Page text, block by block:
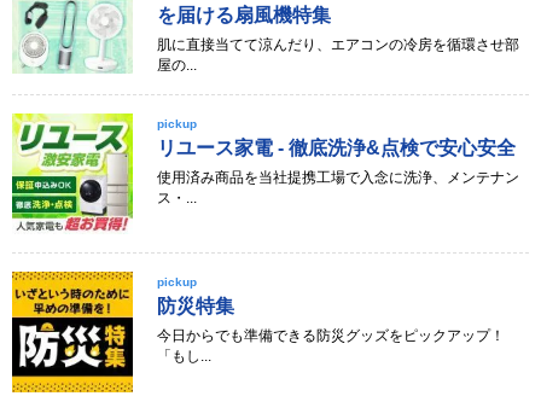
を届ける扇風機特集
肌に直接当てて涼んだり、エアコンの冷房を循環させ部
屋の...
pickup
リユース家電 - 徹底洗浄&点検で安心安全
使用済み商品を当社提携工場で入念に洗浄、メンテナン
ス・...
pickup
防災特集
今日からでも準備できる防災グッズをピックアップ！
「もし...